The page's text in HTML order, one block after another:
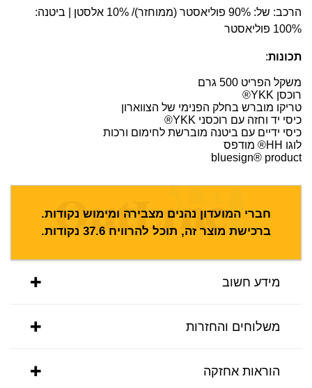
הרכב: של: 90% פוליאסטר (ממוחזר)/ 10% אלסטן | ביטנה:
100% פוליאסטר
תכונות:
משקל הפריט 500 גרם
רוכסן YKK®
טריקו מוברש בחלק הפנימי של הצווארון
כיסי יד וחזה עם רוכסני YKK®
כיסי ידיים עם ביטנה מוברשת לחימום ורכות
לוגו HH® מודפס
bluesign® product
חברי המועדון נהנים מצבירה ומימוש נקודות.
ברכישת מוצר זה, תוכל להרוויח 37.6 נקודות.
מידע חשוב
משלוחים והחזרות
הוראות אחזקה